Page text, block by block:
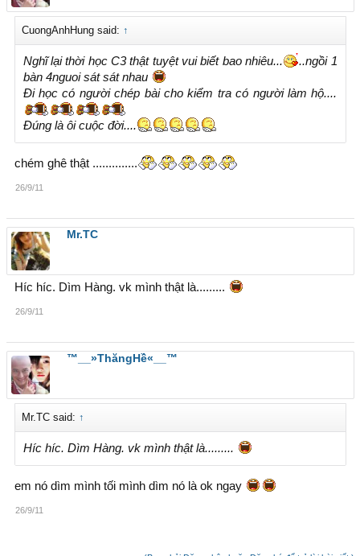
CuongAnhHung said: ↑
Nghĩ lại thời học C3 thật tuyệt vui biết bao nhiêu...
..ngồi 1
bàn 4nguoi sát sát nhau
Đi học có người chép bài cho kiểm tra có người làm hộ....
Đúng là ôi cuộc đời....
chém ghê thật ..............
26/9/11
Mr.TC
Híc híc. Dìm Hàng. vk mình thật là.........
26/9/11
™__»ThăngHề«__™
Mr.TC said: ↑
Híc híc. Dìm Hàng. vk mình thật là.........
em nó dìm mình tối mình dìm nó là ok ngay
26/9/11